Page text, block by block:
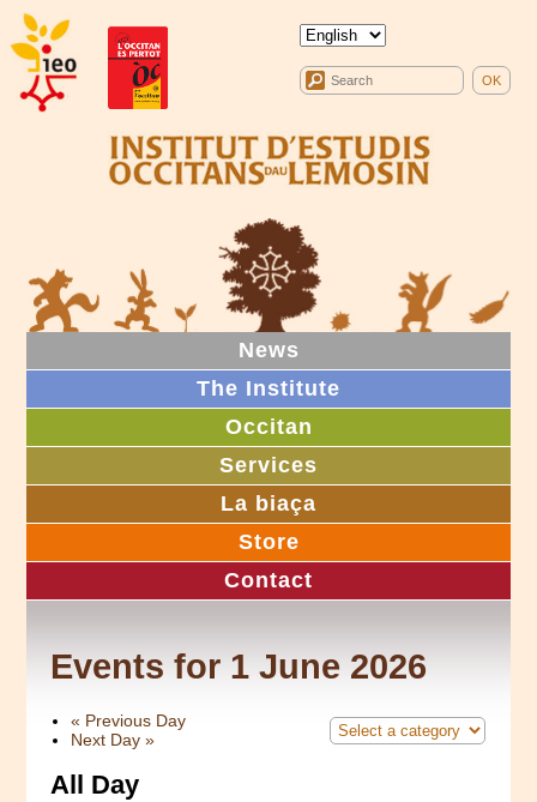
News
The Institute
Occitan
Services
La biaça
Store
Contact
Events for 1 June 2026
« Previous Day
Next Day»
All Day